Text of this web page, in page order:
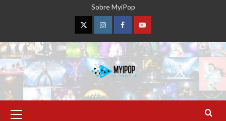
Sobre MyiPop
TwitterInstagramFacebookYouTube
primario